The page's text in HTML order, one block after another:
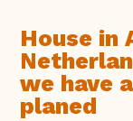
House in
we have
planed